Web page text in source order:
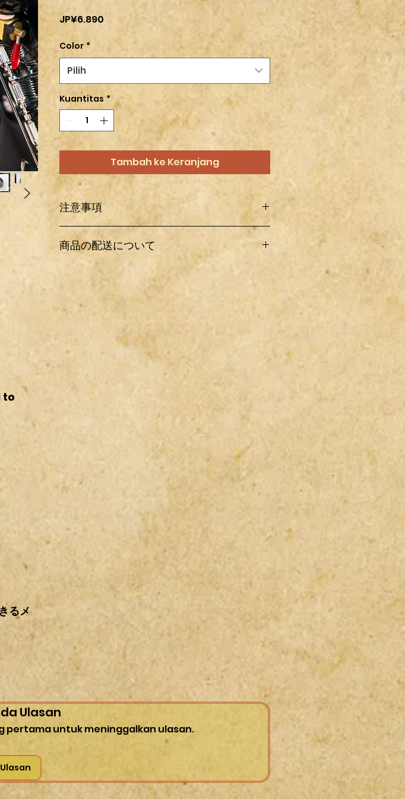
to
るメ
JP¥6.890
Color *
Pilih
Kuantitas *
Tambah ke Keranjang
注意事項
輸入パーツ及びワンオフ製作したものなので梱包中や配
送中に多少の傷、汚れや変更点など記載および撮影され
ている箇所以外にもある場合がありますので、その辺り
もあらかじめご了承下さい。
恐れ入りますが、買ったけど取り付け出来ない・間違っ
て購入などの理由があってもノークレーム・ノーリター
ンとさせていただきます。
又、日米カスタムパーツには取付に工夫を要する場合が
当社では適合流用などの個別のご質問にはお答えできま
せん。
ご理解の程宜しくお願い致します。
商品の配送について
日本国内の配送は全て着払いとなります。
料金は商品情報欄の配送料金をクリックして下さい。
基本、新品パーツに関しては箱詰めでの発送ですが、そ
れ以外での梱包方法では送料の負担を抑える為、気泡緩
衝材（エアキャップ）で包んで発送する場合も御座いま
段ボール発送の場合、気泡緩衝材と比べ梱包サイズが
大きくなります。その為、送料が高くなる可能性がござ
いますので、その場合はご理解の程宜しくお願い致しま
発送途中での破損紛失につきましては一切保証致しま
沖縄・北海道など航空機で運送する場所ではガスタン
ク・その他オイル使用部品は、発送できませんのでご了
Ulasan
pertama untuk meninggalkan ulasan.